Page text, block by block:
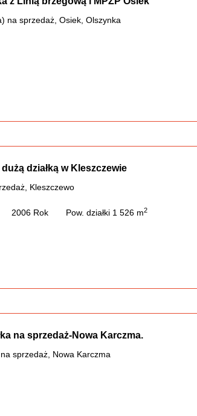
na sprzedaż, Osiek, Olszynka
działką w Kleszczewie
Kleszczewo
2006 Rok Pow. działki 1 526 m2
na sprzedaż-Nowa Karczma.
sprzedaż, Nowa Karczma